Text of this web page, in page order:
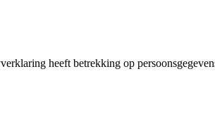
heeft betrekking op